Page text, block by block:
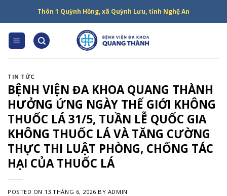
content
Thôn 1 Quỳnh Hồng, xã Quỳnh Lưu, tỉnh Nghệ An
TIN TỨC
BỆNH VIỆN ĐA KHOA QUANG THÀNH
HƯỞNG ỨNG NGÀY THẾ GIỚI KHÔNG
THUỐC LÁ 31/5, TUẦN LỄ QUỐC GIA
KHÔNG THUỐC LÁ VÀ TĂNG CƯỜNG
THỰC THI LUẬT PHÒNG, CHỐNG TÁC
HẠI CỦA THUỐC LÁ
POSTED ON 13 THÁNG 6, 2026 BY ADMIN